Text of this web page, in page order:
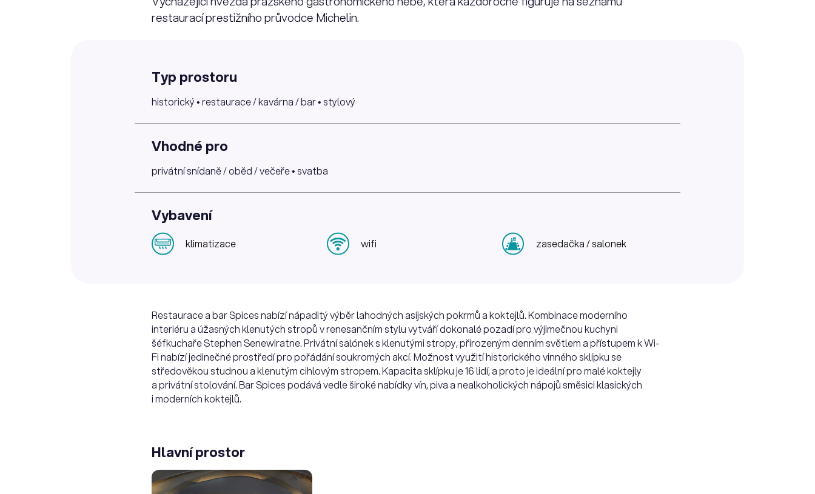
restaurací prestižního průvodce Michelin.
Typ prostoru
historický • restaurace / kavárna / bar • stylový
Vhodné pro
privátní snídaně / oběd / večeře • svatba
Vybavení
klimatizace wifi zasedačka / salonek
Restaurace a bar Spices nabízí nápaditý výběr lahodných asijských pokrmů a koktejlů. Kombinace moderního
interiéru a úžasných klenutých stropů v renesančním stylu vytváří dokonalé pozadí pro výjimečnou kuchyni
šéfkuchaře Stephen Senewiratne. Privátní salónek s klenutými stropy, přirozeným denním světlem a přístupem k Wi-
Fi nabízí jedinečné prostředí pro pořádání soukromých akcí. Možnost využití historického vinného sklípku se
středověkou studnou a klenutým cihlovým stropem. Kapacita sklípku je 16 lidí, a proto je ideální pro malé koktejly
a privátní stolování. Bar Spices podává vedle široké nabídky vín, piva a nealkoholických nápojů směsici klasických
i moderních koktejlů.
Hlavní prostor